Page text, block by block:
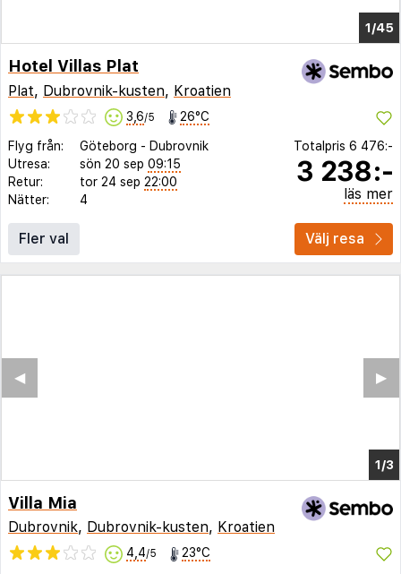
1/41
Hotel Villas Plat
Plat, Dubrovnik-kusten, Kroatien
3,6/5 26°C
Flyg från: Göteborg - Dubrovnik
Utresa:
sön 20 sep 09:15
Retur:
tor 24 sep 22:00
Nätter:
4
Totalpris 6 476:-
3 238:-
läs mer
Fler val Välj resa
Villa Mia
Dubrovnik, Dubrovnik-kusten, Kroatien
4,4/5 23°C